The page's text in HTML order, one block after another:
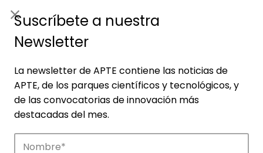
Suscríbete a nuestra
Newsletter
La newsletter de APTE contiene las noticias de
APTE, de los parques científicos y tecnológicos, y
de las convocatorias de innovación más
destacadas del mes.